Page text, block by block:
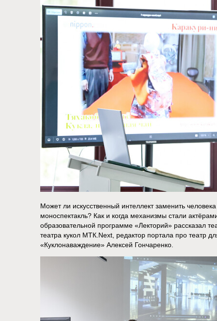
Может ли искусственный интеллект заменить
моноспектакль? Как и когда механизмы стали
образовательной программе «Лекторий» рассказал
театра кукол МТК.Next, редактор портала про театр
«Куклонаваждение» Алексей Гончаренко.